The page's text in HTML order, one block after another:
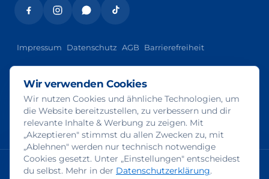
Impressum Datenschutz AGB Barrierefreiheit
Ein Teil der Bilder auf dieser Website wurde mit Künstlicher
Intelligenz erzeugt und ist direkt am Bild mit „KI-generiert“
gekennzeichnet. Team-, Studio- und Behandlungsfotos sind echte
Aufnahmen.Mehr zur KI-Transparenz
Bestpreis-Garantie — woanders günstiger? Wir
Wir verwenden Cookies
Wir nutzen Cookies und ähnliche Technologien, um
die Website bereitzustellen, zu verbessern und dir
relevante Inhalte & Werbung zu zeigen. Mit
„Akzeptieren" stimmst du allen Zwecken zu, mit
„Ablehnen" werden nur technisch notwendige
Cookies gesetzt. Unter „Einstellungen" entscheidest
du selbst. Mehr in der Datenschutzerklärung.
Datenschutz & Cookies.
Wir nutzen technisch
notwendige Cookies sowie — mit deiner Einwilligung —